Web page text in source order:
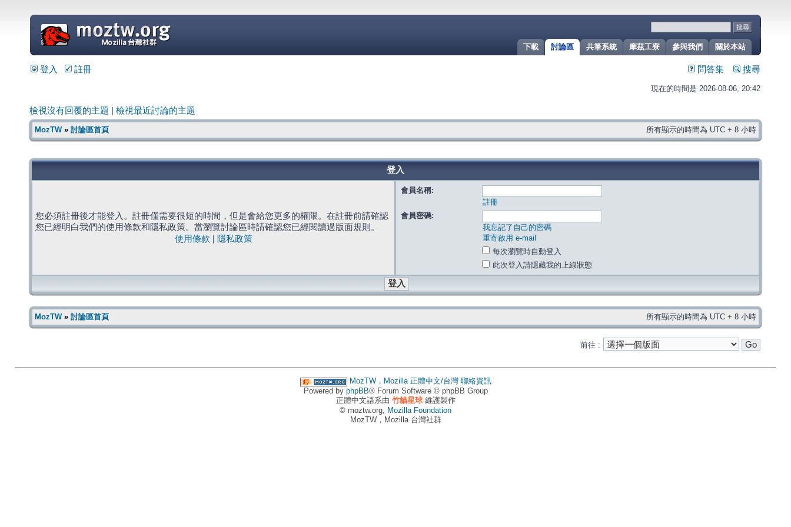
關於本站
參與我們
摩茲工寮
共筆系統
討論區
下載
=
登入 註冊 問答集 搜尋
現在的時間是 2026-08-06, 20:42
檢視沒有回覆的主題 檢視最近討論的主題
MozTW» 討論區首頁 所有顯示的時間為 UTC + 8 小時
登入
您必須註冊後才能登入。註冊僅需要很短的時間，但是會給您更多的權限。在註冊前請確認
您已經明白我們的使用條款和隱私政策。當瀏覽討論區時請確認您已經閱讀過版面規則。
使用條款
隱私政策
會員名稱:
註冊
會員密碼:
我忘記了自己的密碼
重寄啟用 e-mail
每次瀏覽時自動登入
此次登入請隱藏我的上線狀態
MozTW» 討論區首頁 所有顯示的時間為 UTC + 8 小時
前往 :
MozTW，Mozilla 正體中文/台灣 聯絡資訊
Powered by phpBB® Forum Software © phpBB Group
正體中文語系由 竹貓星球維護製作
© moztw.org, Mozilla Foundation
MozTW，Mozilla 台灣社群